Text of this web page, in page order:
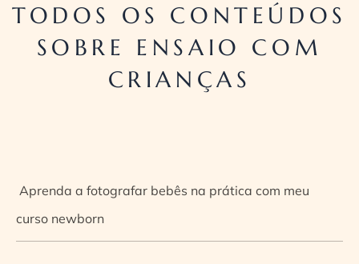
TODOS OS CONTEÚDOS
SOBRE ENSAIO COM
CRIANÇAS
Aprenda a fotografar bebês na prática com meu
curso newborn